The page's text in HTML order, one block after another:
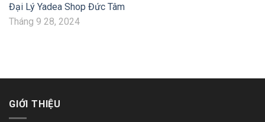
Đại Lý Yadea Shop Đức Tâm
Tháng 9 28, 2024
GIỚI THIỆU